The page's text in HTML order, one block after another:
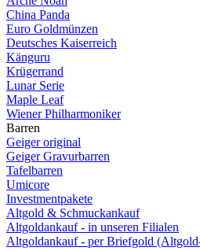
China Panda
Euro Goldmünzen
Deutsches Kaiserreich
Känguru
Krügerrand
Lunar Serie
Maple Leaf
Wiener Philharmoniker
Barren
Geiger original
Geiger Gravurbarren
Tafelbarren
Umicore
Investmentpakete
Altgold & Schmuckankauf
Altgoldankauf - in unseren Filialen
Altgoldankauf - per Briefgold